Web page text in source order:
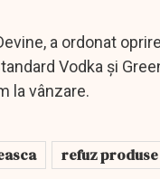
a ordonat
Vodka și
la vânzare.
refuz